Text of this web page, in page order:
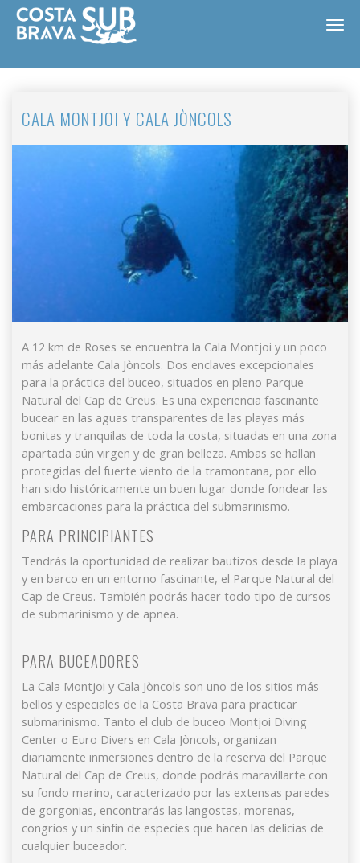
CALA MONTJOI Y CALA JÒNCOLS
A 12 km de Roses se encuentra la Cala Montjoi y un poco
más adelante Cala Jòncols. Dos enclaves excepcionales
para la práctica del buceo, situados en pleno Parque
Natural del Cap de Creus. Es una experiencia fascinante
bucear en las aguas transparentes de las playas más
bonitas y tranquilas de toda la costa, situadas en una zona
apartada aún virgen y de gran belleza. Ambas se hallan
protegidas del fuerte viento de la tramontana, por ello
han sido históricamente un buen lugar donde fondear las
embarcaciones para la práctica del submarinismo.
PARA PRINCIPIANTES
Tendrás la oportunidad de realizar bautizos desde la playa
y en barco en un entorno fascinante, el Parque Natural del
Cap de Creus. También podrás hacer todo tipo de cursos
de submarinismo y de apnea.
PARA BUCEADORES
La Cala Montjoi y Cala Jòncols son uno de los sitios más
bellos y especiales de la Costa Brava para practicar
submarinismo. Tanto el club de buceo Montjoi Diving
Center o Euro Divers en Cala Jòncols, organizan
diariamente inmersiones dentro de la reserva del Parque
Natural del Cap de Creus, donde podrás maravillarte con
su fondo marino, caracterizado por las extensas paredes
de gorgonias, encontrarás las langostas, morenas,
congrios y un sinfín de especies que hacen las delicias de
cualquier buceador.
Técnicas y funcionales
Siempre activas
Este sitio web utiliza Cookies propias para recopilar
información con la finalidad de mejorar nuestros servicios.
Si continua navegando, supone la aceptación de la
instalación de las mismas. El usuario tiene la posibilidad
de configurar su navegador pudiendo, si así lo desea,
impedir que sean instaladas en su disco duro, aunque
deberá tener en cuenta que dicha acción podrá ocasionar
dificultades de navegación de la página web.
Analíticas y personalización
Permiten realizar el seguimiento y análisis del
información recogida mediante este tipo de cookies se
utiliza en la medición de la actividad de la web para la
elaboración de perfiles de navegación de los usuarios con
el fin de introducir mejoras en función del análisis de los
datos de uso que hacen los usuarios del servicio. Permiten
mejor experiencia a través de productos recomendados.
Marketing y publicidad
Estas cookies son utilizadas para almacenar información
sobre las preferencias y elecciones personales del usuario
a través de la observación continuada de sus hábitos de
navegación. Gracias a ellas, podemos conocer los hábitos
de navegación en el sitio web y mostrar publicidad
relacionada con el perfil de navegación del usuario.